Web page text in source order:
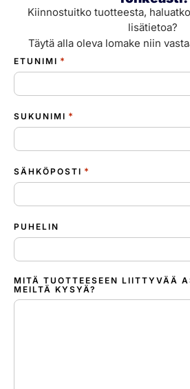
Kiinnostuitko tuotteesta,
lisätietoa?
Täytä alla oleva lomake niin
ETUNIMI *
SUKUNIMI *
SÄHKÖPOSTI *
PUHELIN
MITÄ TUOTTEESEEN LIITTYVÄÄ
MEILTÄ KYSYÄ?